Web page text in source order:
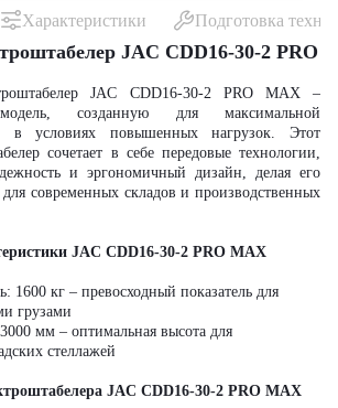
Характеристики Подготовка
JAC CDD16-30-2 PRO
JAC CDD16-30-2 PRO MAX –
созданную для максимальной
в условиях повышенных нагрузок. Этот
сочетает в себе передовые технологии,
и эргономичный дизайн, делая его
современных складов и производственных
JAC CDD16-30-2 PRO MAX
1600 кг – превосходный показатель для
грузами
мм – оптимальная высота для
стеллажей
JAC CDD16-30-2 PRO MAX